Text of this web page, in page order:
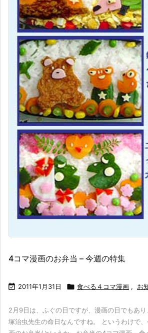
4コマ漫画のお弁当 – 今週の特集
 2011年1月31日  食べる４コマ漫画 , お
2月9日は、ふぐの日ですが、漫画の日でもあ
塚治虫先生の命日なんですね。 というわけで